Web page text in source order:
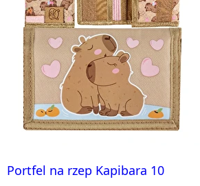
Portfel na rzep Kapibara 10